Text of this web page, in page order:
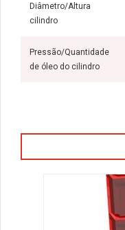
Diâmetro/Altura
cilindro
Pressão/Quantidade
de óleo do cilindro